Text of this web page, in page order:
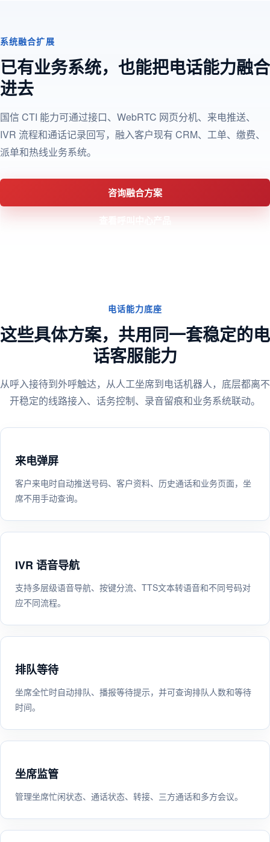
系统融合扩展
已有业务系统，也能把电话能力融合
进去
国信 CTI 能力可通过接口、WebRTC 网页分机、来电推送、
IVR 流程和通话记录回写，融入客户现有 CRM、工单、缴费、
派单和热线业务系统。
咨询融合方案
查看呼叫中心产品
电话能力底座
这些具体方案，共用同一套稳定的电
话客服能力
从呼入接待到外呼触达，从人工坐席到电话机器人，底层都离不
开稳定的线路接入、话务控制、录音留痕和业务系统联动。
来电弹屏
客户来电时自动推送号码、客户资料、历史通话和业务页面，坐
席不用手动查询。
IVR 语音导航
支持多层级语音导航、按键分流、TTS文本转语音和不同号码对
应不同流程。
排队等待
坐席全忙时自动排队、播报等待提示，并可查询排队人数和等待
时间。
坐席监管
管理坐席忙闲状态、通话状态、转接、三方通话和多方会议。